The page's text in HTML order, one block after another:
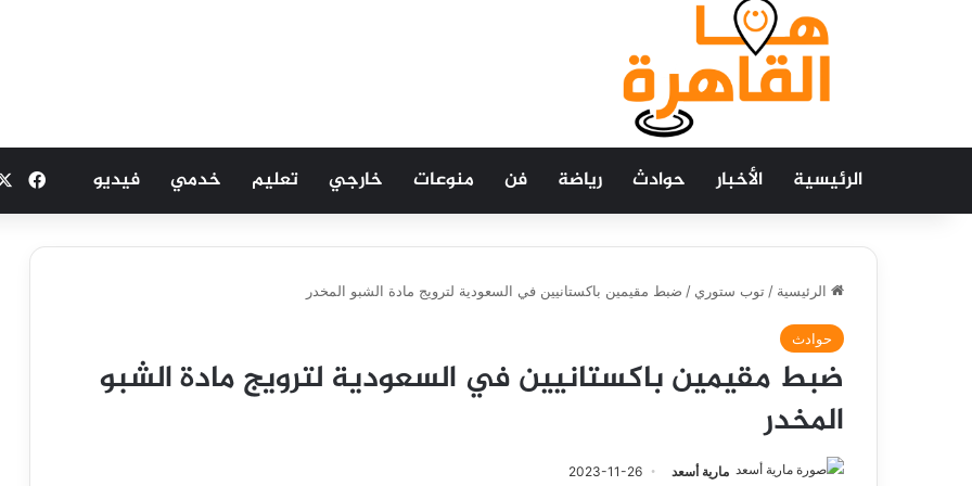
الرئيسية الأخبار حوادث رياضة فن منوعات خارجي تعليم خدمي فيديو
الرئيسية / توب ستوري / ضبط مقيمين باكستانيين في السعودية لترويج مادة الشبو المخدر
حوادث
ضبط مقيمين باكستانيين في السعودية لترويج مادة الشبو
المخدر
مارية أسعد 2023-11-26